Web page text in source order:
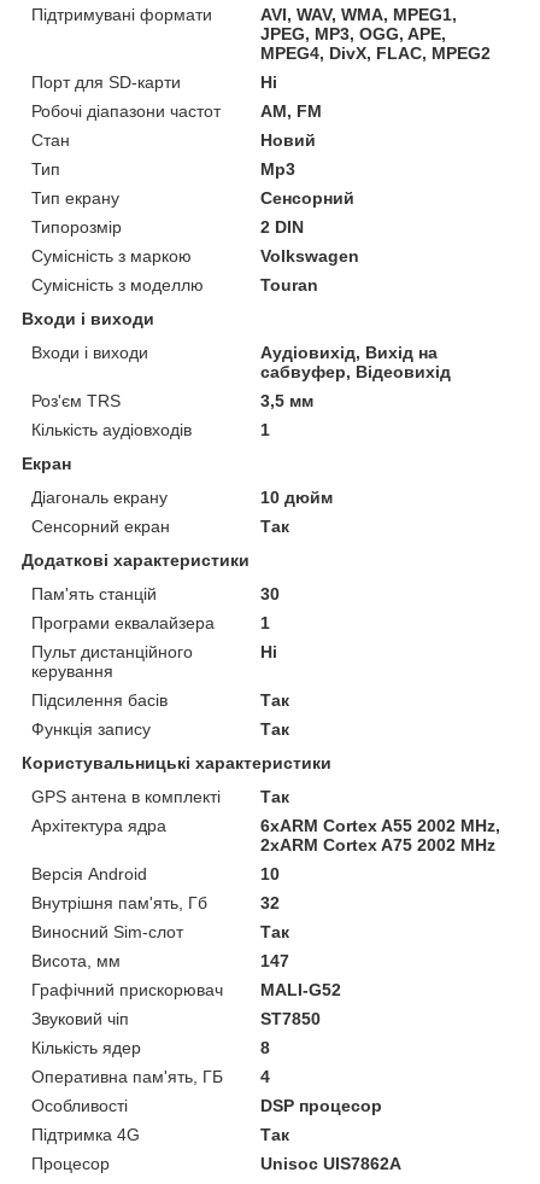
Підтримувані формати
AVI, WAV, WMA, MPEG1,
JPEG, MP3, OGG, APE,
MPEG4, DivX, FLAC, MPEG2
Порт для SD-карти
Ні
Робочі діапазони частот
AM, FM
Стан
Новий
Тип
Mp3
Тип екрану
Сенсорний
Типорозмір
2 DIN
Сумісність з маркою
Volkswagen
Сумісність з моделлю
Touran
Входи і виходи
Входи і виходи
Аудіовихід, Вихід на
сабвуфер, Відеовихід
Роз'єм TRS
3,5 мм
Кількість аудіовходів
1
Екран
Діагональ екрану
10 дюйм
Сенсорний екран
Так
Додаткові характеристики
Пам'ять станцій
30
Програми еквалайзера
1
Пульт дистанційного
керування
Ні
Підсилення басів
Так
Функція запису
Так
Користувальницькі характеристики
GPS антена в комплекті
Так
Архітектура ядра
6xARM Cortex A55 2002 MHz,
2xARM Cortex A75 2002 MHz
Версія Android
10
Внутрішня пам'ять, Гб
32
Виносний Sim-слот
Так
Висота, мм
147
Графічний прискорювач
MALI-G52
Звуковий чіп
ST7850
Кількість ядер
8
Оперативна пам'ять, ГБ
4
Особливості
DSP процесор
Підтримка 4G
Так
Процесор
Unisoc UIS7862A